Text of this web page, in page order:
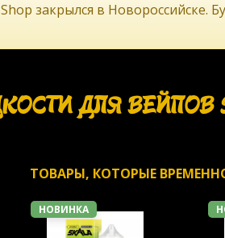
закрылся в Новороссийске.
ДЛЯ ВЕЙПОВ
ТОВАРЫ, КОТОРЫЕ
НОВИНКА